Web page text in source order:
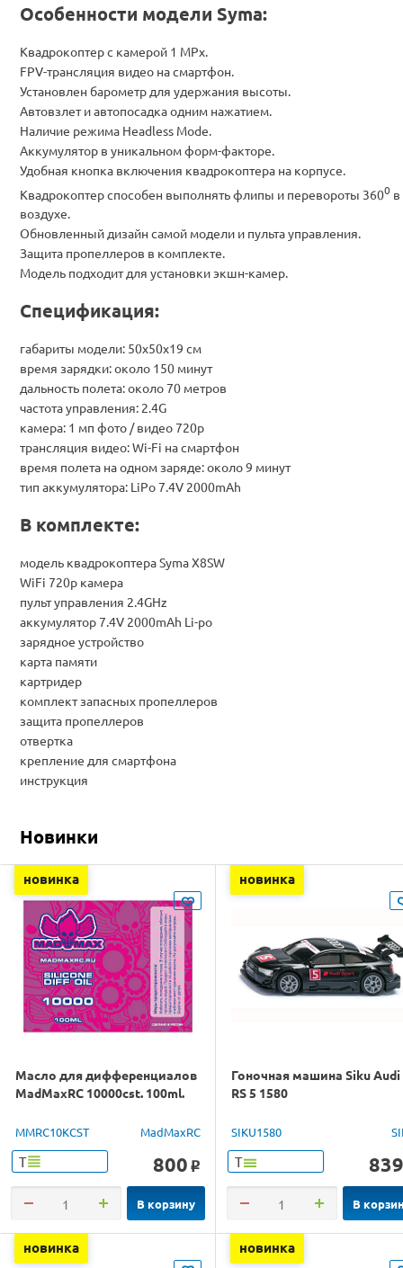
Особенности модели Syma:
Квадрокоптер с камерой 1 MPx.
FPV-трансляция видео на смартфон.
Установлен барометр для удержания высоты.
Автовзлет и автопосадка одним нажатием.
Наличие режима Headless Mode.
Аккумулятор в уникальном форм-факторе.
Удобная кнопка включения квадрокоптера на корпусе.
Квадрокоптер способен выполнять флипы и перевороты 3600 в
воздухе.
Обновленный дизайн самой модели и пульта управления.
Защита пропеллеров в комплекте.
Модель подходит для установки экшн-камер.
Спецификация:
габариты модели: 50х50х19 см
время зарядки: около 150 минут
дальность полета: около 70 метров
частота управления: 2.4G
камера: 1 мп фото / видео 720p
трансляция видео: Wi-Fi на смартфон
время полета на одном заряде: около 9 минут
тип аккумулятора: LiPo 7.4V 2000mAh
В комплекте:
модель квадрокоптера Syma X8SW
WiFi 720p камера
пульт управления 2.4GHz
аккумулятор 7.4V 2000mAh Li-po
зарядное устройство
карта памяти
картридер
комплект запасных пропеллеров
защита пропеллеров
отвертка
крепление для смартфона
инструкция
Новинки
новинка
Масло для дифференциалов
MadMaxRC 10000cst. 100ml.
MMRC10KCST MadMaxRC
Т 800 o
В корзину
новинка
Гоночная машина Siku Audi
RS 5 1580
SIKU1580
Т 839
В
новинка новинка